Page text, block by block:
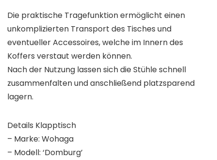
Die praktische Tragefunktion ermöglicht einen
unkomplizierten Transport des Tisches und
eventueller Accessoires, welche im Innern des
Koffers verstaut werden können.
Nach der Nutzung lassen sich die Stühle schnell
zusammenfalten und anschließend platzsparend
lagern.
Details Klapptisch
– Marke: Wohaga
– Modell: ‘Domburg’